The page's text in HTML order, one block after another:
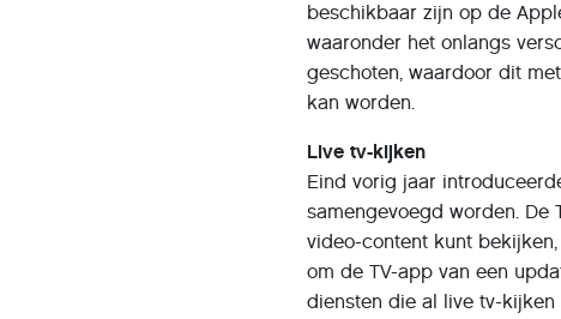
beschikbaar zijn op de
waaronder het onlangs
geschoten, waardoor dit
kan worden.
Live tv-kijken
Eind vorig jaar
samengevoegd worden. De
video-content kunt
om de TV-app van een
diensten die al live tv-